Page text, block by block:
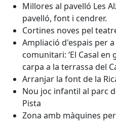
Millores al pavelló Les
pavelló, font i cendrer.
Cortines noves pel
Ampliació d'espais per
comunitari: ‘El Casal en
carpa a la terrassa del
Arranjar la font de la
Nou joc infantil al parc
Pista
Zona amb màquines